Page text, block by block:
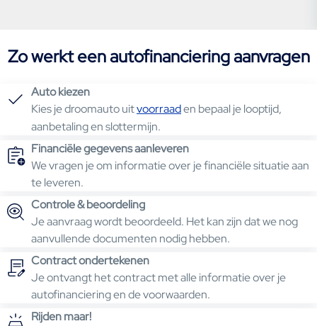
Zo werkt een autofinanciering aanvragen
Auto kiezen
Kies je droomauto uitvoorraaden bepaal je looptijd,
aanbetaling en slottermijn.
Financiële gegevens aanleveren
We vragen je om informatie over je financiële situatie aan
te leveren.
Controle & beoordeling
Je aanvraag wordt beoordeeld. Het kan zijn dat we nog
aanvullende documenten nodig hebben.
Contract ondertekenen
Je ontvangt het contract met alle informatie over je
autofinanciering en de voorwaarden.
Rijden maar!